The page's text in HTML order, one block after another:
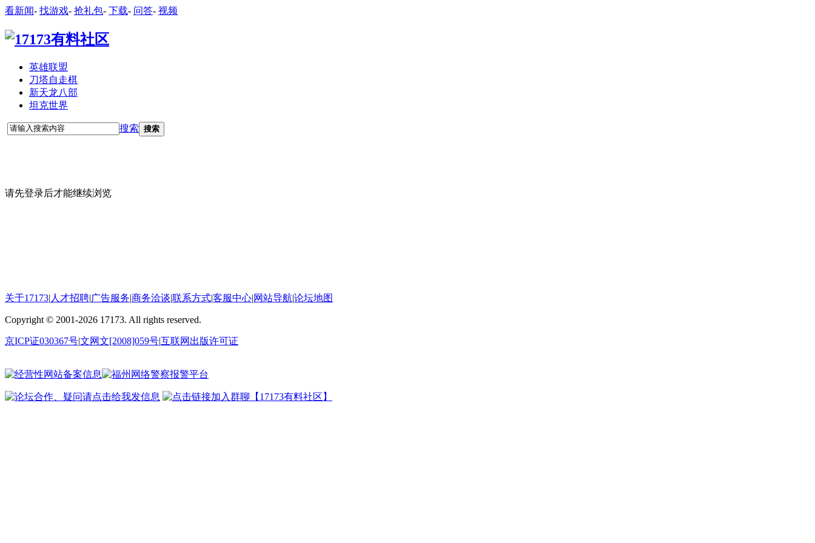
看新闻- 找游戏- 抢礼包- 下载- 问答- 视频
英雄联盟
刀塔自走棋
新天龙八部
坦克世界
搜索 搜索
请先登录后才能继续浏览
关于17173| 人才招聘|广告服务|商务洽谈|联系方式|客服中心|网站导航|论坛地图
Copyright © 2001-2026 17173. All rights reserved.
京ICP证030367号|文网文[2008]059号|互联网出版许可证